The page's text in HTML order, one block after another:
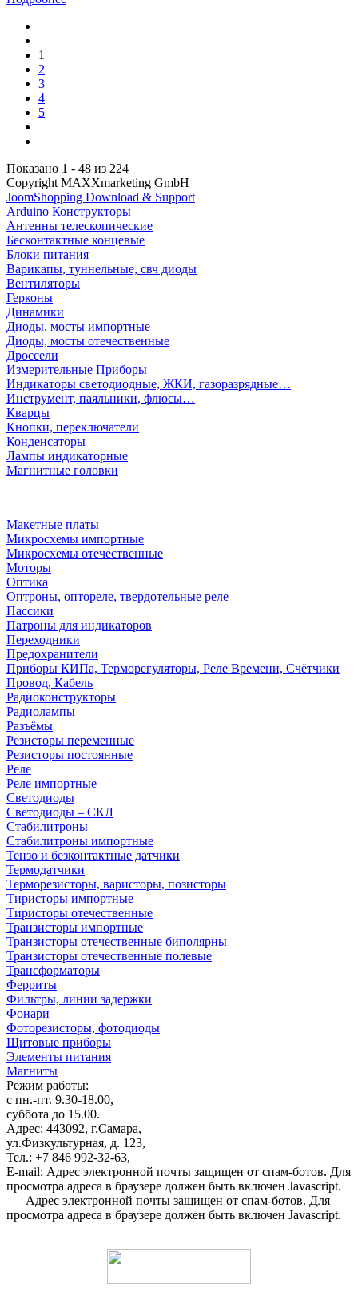
1
2
3
4
5
Показано 1 - 48 из 224
Copyright MAXXmarketing GmbH
JoomShopping Download & Support
Arduino Конструкторы
Антенны телескопические
Бесконтактные концевые
Блоки питания
Варикапы, туннельные, свч диоды
Вентиляторы
Герконы
Динамики
Диоды, мосты импортные
Диоды, мосты отечественные
Дроссели
Измерительные Приборы
Индикаторы светодиодные, ЖКИ, газоразрядные…
Инструмент, паяльники, флюсы…
Кварцы
Кнопки, переключатели
Конденсаторы
Лампы индикаторные
Магнитные головки
Макетные платы
Микросхемы импортные
Микросхемы отечественные
Моторы
Оптика
Оптроны, оптореле, твердотельные реле
Пассики
Патроны для индикаторов
Переходники
Предохранители
Приборы КИПа, Терморегуляторы, Реле Времени, Счётчики
Провод, Кабель
Радиоконструкторы
Радиолампы
Разъёмы
Резисторы переменные
Резисторы постоянные
Реле
Реле импортные
Светодиоды
Светодиоды – СКЛ
Стабилитроны
Стабилитроны импортные
Тензо и безконтактные датчики
Термодатчики
Терморезисторы, варисторы, позисторы
Тиристоры импортные
Тиристоры отечественные
Транзисторы импортные
Транзисторы отечественные биполярны
Транзисторы отечественные полевые
Трансформаторы
Ферриты
Фильтры, линии задержки
Фонари
Фоторезисторы, фотодиоды
Щитовые приборы
Элементы питания
Магниты
Режим работы:
с пн.-пт. 9.30-18.00,
суббота до 15.00.
Адрес: 443092, г.Самара,
ул.Физкультурная, д. 123,
Тел.: +7 846 992-32-63,
E-mail: Адрес электронной почты защищен от спам-ботов. Для
просмотра адреса в браузере должен быть включен Javascript.
Адрес электронной почты защищен от спам-ботов. Для
просмотра адреса в браузере должен быть включен Javascript.